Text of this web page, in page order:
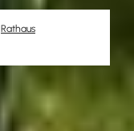
Rathaus